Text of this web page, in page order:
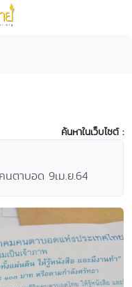
ค้นหาในเว็บไซต์ :
ตาบอด 9เม.ย.64